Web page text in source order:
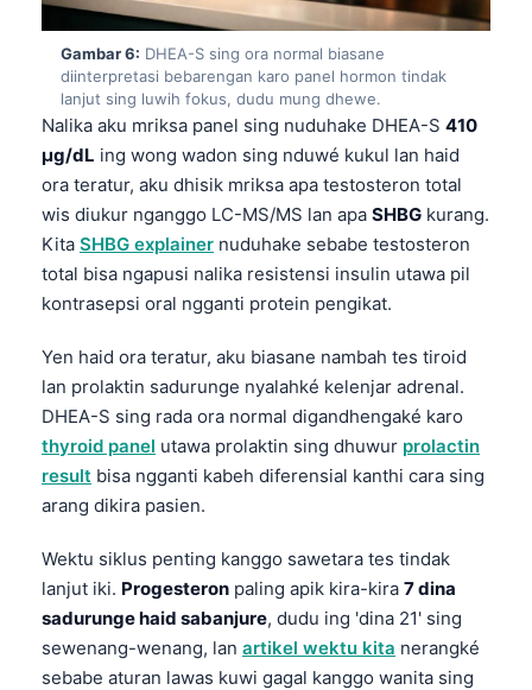
Gambar 6: DHEA-S sing ora normal biasane
diinterpretasi bebarengan karo panel hormon tindak
lanjut sing luwih fokus, dudu mung dhewe.
Nalika aku mriksa panel sing nuduhake DHEA-S 410
µg/dL ing wong wadon sing nduwé kukul lan haid
ora teratur, aku dhisik mriksa apa testosteron total
wis diukur nganggo LC-MS/MS lan apa SHBG kurang.
Kita SHBG explainer nuduhake sebabe testosteron
total bisa ngapusi nalika resistensi insulin utawa pil
kontrasepsi oral ngganti protein pengikat.
Yen haid ora teratur, aku biasane nambah tes tiroid
lan prolaktin sadurunge nyalahké kelenjar adrenal.
DHEA-S sing rada ora normal digandhengaké karo
thyroid panel utawa prolaktin sing dhuwur prolactin
result bisa ngganti kabeh diferensial kanthi cara sing
arang dikira pasien.
Wektu siklus penting kanggo sawetara tes tindak
lanjut iki. Progesteron paling apik kira-kira 7 dina
sadurunge haid sabanjure, dudu ing 'dina 21' sing
sewenang-wenang, lan artikel wektu kita nerangké
sebabe aturan lawas kuwi gagal kanggo wanita sing
简体中文
فارسی
Български
Nederlands
हिन्दी
Bahasa Indonesia
Հայերեն
Српски језик
Svenska
Bosanski
Azərbaycan dili
Eesti
日本語
Čeština
ქართული